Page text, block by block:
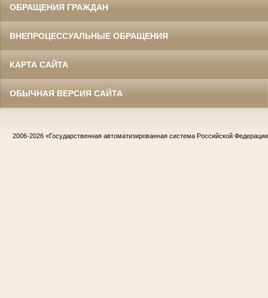
ОБРАЩЕНИЯ ГРАЖДАН
ВНЕПРОЦЕССУАЛЬНЫЕ ОБРАЩЕНИЯ
КАРТА САЙТА
ОБЫЧНАЯ ВЕРСИЯ САЙТА
2006-2026 «Государственная автоматизированная система Российской